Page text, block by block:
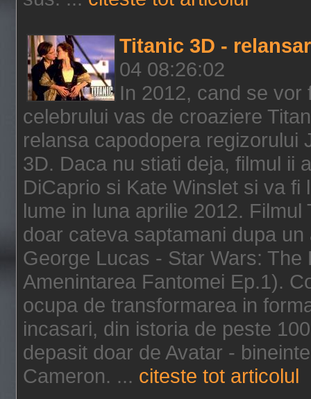
Titanic 3D -
04 08:26:02
In 2012, cand se
celebrului vas de croaziere
relansa capodopera regizorului
3D. Daca nu stiati deja, filmul ii
DiCaprio si Kate Winslet si va
lume in luna aprilie 2012.
doar cateva saptamani dupa
George Lucas - Star Wars:
Amenintarea Fantomei Ep.1).
ocupa de transformarea in
incasari, din istoria de peste
depasit doar de Avatar -
Cameron. ... citeste tot articolul